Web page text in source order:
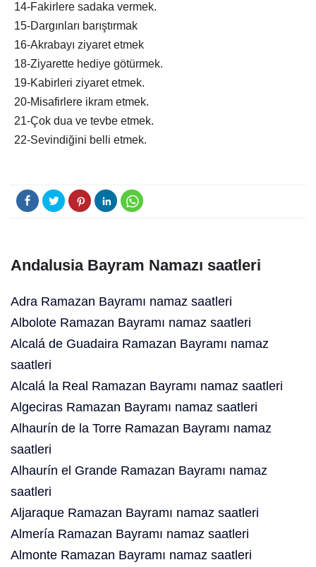
14-Fakirlere sadaka vermek.
15-Dargınları barıştırmak
16-Akrabayı ziyaret etmek
18-Ziyarette hediye götürmek.
19-Kabirleri ziyaret etmek.
20-Misafirlere ikram etmek.
21-Çok dua ve tevbe etmek.
22-Sevindiğini belli etmek.
Andalusia Bayram Namazı saatleri
Adra Ramazan Bayramı namaz saatleri
Albolote Ramazan Bayramı namaz saatleri
Alcalá de Guadaira Ramazan Bayramı namaz
saatleri
Alcalá la Real Ramazan Bayramı namaz saatleri
Algeciras Ramazan Bayramı namaz saatleri
Alhaurín de la Torre Ramazan Bayramı namaz
saatleri
Alhaurín el Grande Ramazan Bayramı namaz
saatleri
Aljaraque Ramazan Bayramı namaz saatleri
Almería Ramazan Bayramı namaz saatleri
Almonte Ramazan Bayramı namaz saatleri